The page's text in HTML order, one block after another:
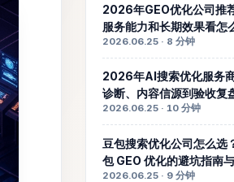
2026年GEO优化公司推
服务能力和长期效果看怎
2026.06.25 · 8 分钟
2026年AI搜索优化服务
诊断、内容信源到验收复
2026.06.25 · 10 分钟
豆包搜索优化公司怎么
包 GEO 优化的避坑指南
2026.06.25 · 9 分钟